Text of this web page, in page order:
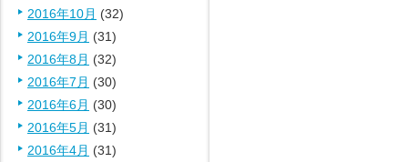
2016年10月 (32)
2016年9月 (31)
2016年8月 (32)
2016年7月 (30)
2016年6月 (30)
2016年5月 (31)
2016年4月 (31)